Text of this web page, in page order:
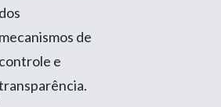
dos
mecanismos de
controle e